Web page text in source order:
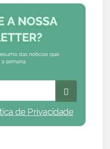
de Privacidade